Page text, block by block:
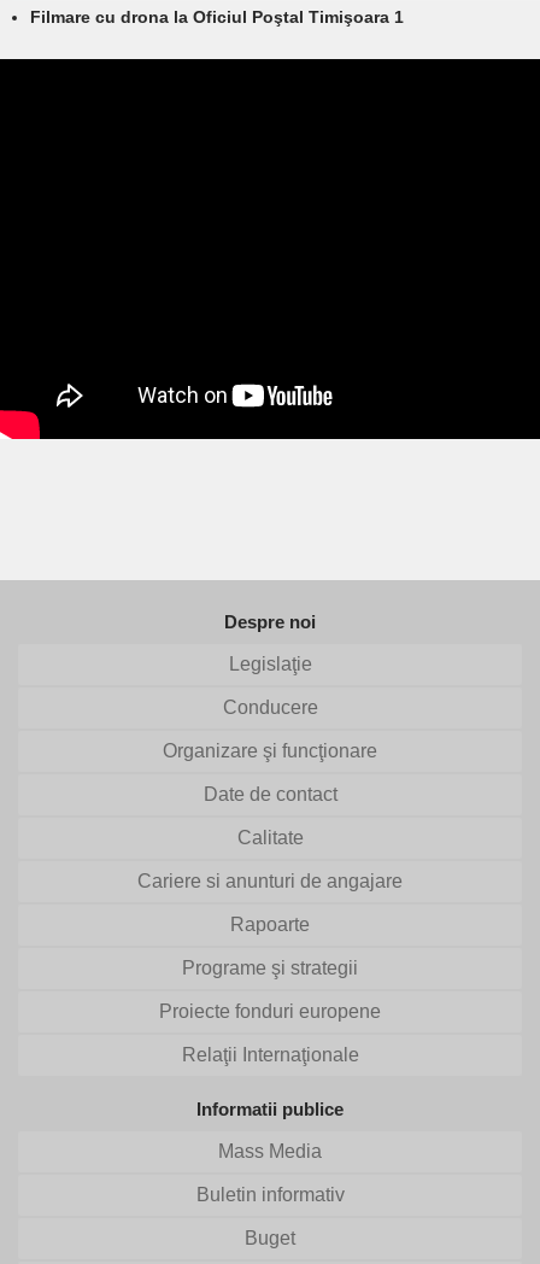
Filmare cu drona la Oficiul Poştal Timişoara 1
Despre noi
Legislaţie
Conducere
Organizare şi funcţionare
Date de contact
Calitate
Cariere si anunturi de angajare
Rapoarte
Programe şi strategii
Proiecte fonduri europene
Relaţii Internaţionale
Informatii publice
Mass Media
Buletin informativ
Buget